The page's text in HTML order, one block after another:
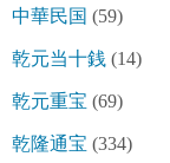
中華民国 (59)
乾元当十銭 (14)
乾元重宝 (69)
乾隆通宝 (334)